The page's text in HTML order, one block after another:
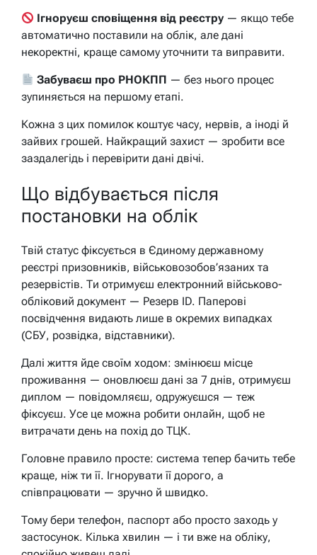
Ігноруєш сповіщення від реєстру — якщо тебе
автоматично поставили на облік, але дані
некоректні, краще самому уточнити та виправити.
Забуваєш про РНОКПП — без нього процес
зупиняється на першому етапі.
Кожна з цих помилок коштує часу, нервів, а іноді й
зайвих грошей. Найкращий захист — зробити все
заздалегідь і перевірити дані двічі.
Що відбувається після
постановки на облік
Твій статус фіксується в Єдиному державному
реєстрі призовників, військовозобов’язаних та
резервістів. Ти отримуєш електронний військово-
обліковий документ — Резерв ID. Паперові
посвідчення видають лише в окремих випадках
(СБУ, розвідка, відставники).
Далі життя йде своїм ходом: змінюєш місце
проживання — оновлюєш дані за 7 днів, отримуєш
диплом — повідомляєш, одружуєшся — теж
фіксуєш. Усе це можна робити онлайн, щоб не
витрачати день на похід до ТЦК.
Головне правило просте: система тепер бачить тебе
краще, ніж ти її. Ігнорувати її дорого, а
співпрацювати — зручно й швидко.
Тому бери телефон, паспорт або просто заходь у
застосунок. Кілька хвилин — і ти вже на обліку,